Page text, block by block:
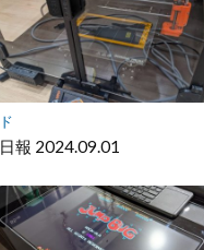
ド
日報 2024.09.01